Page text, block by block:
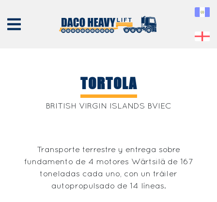
NOSOTROS
PROYECTOS
CONTÁCTENOS
TORTOLA
BRITISH VIRGIN ISLANDS BVIEC
Transporte terrestre y entrega sobre
fundamento de 4 motores Wärtsilä de 167
toneladas cada uno, con un tráiler
autopropulsado de 14 líneas.